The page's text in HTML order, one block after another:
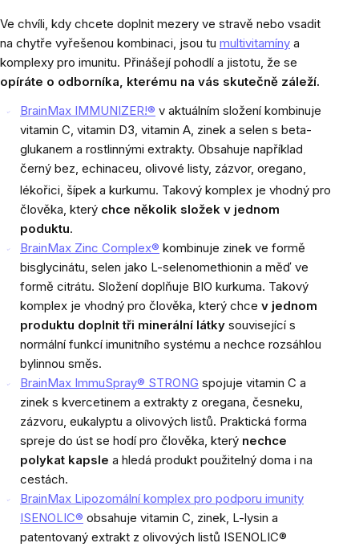
Ve chvíli, kdy chcete doplnit mezery ve stravě nebo vsadit
na chytře vyřešenou kombinaci, jsou tu multivitamíny a
komplexy pro imunitu. Přinášejí pohodlí a jistotu, že se
opíráte o odborníka, kterému na vás skutečně záleží.
BrainMax IMMUNIZER!® v aktuálním složení kombinuje
vitamin C, vitamin D3, vitamin A, zinek a selen s beta-
glukanem a rostlinnými extrakty. Obsahuje například
černý bez, echinaceu, olivové listy, zázvor, oregano,
lékořici, šípek a kurkumu. Takový komplex je vhodný pro
člověka, který chce několik složek v jednom
poduktu.
BrainMax Zinc Complex® kombinuje zinek ve formě
bisglycinátu, selen jako L-selenomethionin a měď ve
formě citrátu. Složení doplňuje BIO kurkuma. Takový
komplex je vhodný pro člověka, který chce v jednom
produktu doplnit tři minerální látky související s
normální funkcí imunitního systému a nechce rozsáhlou
bylinnou směs.
BrainMax ImmuSpray® STRONG spojuje vitamin C a
zinek s kvercetinem a extrakty z oregana, česneku,
zázvoru, eukalyptu a olivových listů. Praktická forma
spreje do úst se hodí pro člověka, který nechce
polykat kapsle a hledá produkt použitelný doma i na
cestách.
BrainMax Lipozomální komplex pro podporu imunity
ISENOLIC® obsahuje vitamin C, zinek, L-lysin a
patentovaný extrakt z olivových listů ISENOLIC®